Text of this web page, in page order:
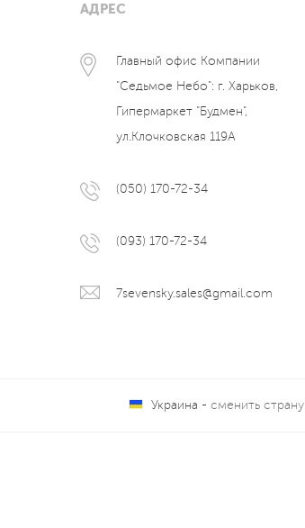
АДРЕС
Главный офис Компании
"Седьмое Небо": г. Харьков,
Гипермаркет "Будмен",
ул.Клочковская 119А
(050) 170-72-34
(093) 170-72-34
7sevensky.sales@gmail.com
Украина - сменить страну